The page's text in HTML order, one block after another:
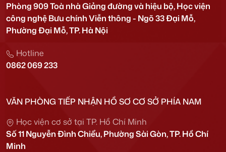
Phòng 909 Toà nhà Giảng đường và hiệu bộ, Học viện
công nghệ Bưu chính Viễn thông - Ngõ 33 Đại Mỗ,
Phường Đại Mỗ, TP. Hà Nội
Hotline
0862 069 233
VĂN PHÒNG TIẾP NHẬN HỒ SƠ CƠ SỞ PHÍA NAM
Học viện cơ sở tại TP. Hồ Chí Minh
Số 11 Nguyễn Đình Chiểu, Phường Sài Gòn, TP. Hồ Chí
Minh